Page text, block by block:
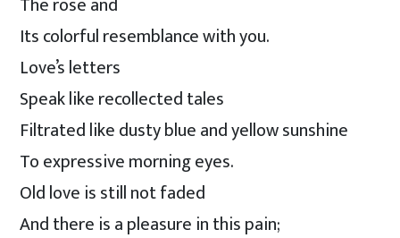
Its colorful resemblance with you.
Love’s letters
Speak like recollected tales
Filtrated like dusty blue and yellow sunshine
To expressive morning eyes.
Old love is still not faded
And there is a pleasure in this pain;